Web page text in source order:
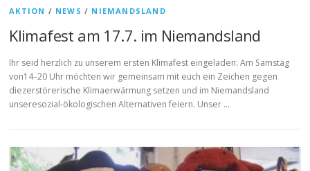
AKTION / NEWS / NIEMANDSLAND
Klimafest am 17.7. im Niemandsland
Ihr seid herzlich zu unserem ersten Klimafest eingeladen: Am Samstag
von14–20 Uhr möchten wir gemeinsam mit euch ein Zeichen gegen
diezerstörerische Klimaerwärmung setzen und im Niemandsland
unseresozial-ökologischen Alternativen feiern. Unser …